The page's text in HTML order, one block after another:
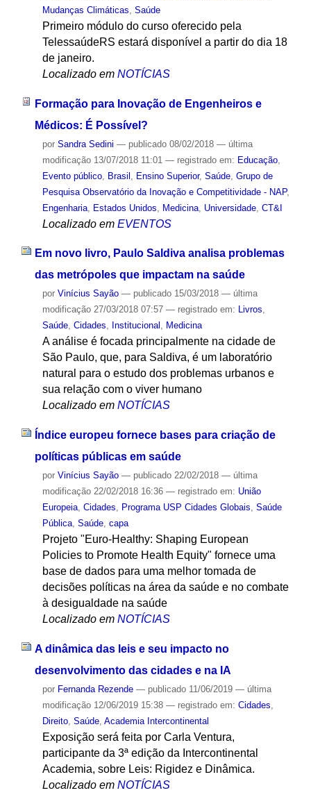
Mudanças Climáticas Saúde
Primeiro módulo do curso oferecido pela
TelessaúdeRS estará disponível a partir do dia 18
de janeiro.
Localizado em NOTÍCIAS
Formação para Inovação de Engenheiros e
Médicos: É Possível?
por Sandra Sedini — publicado08/02/2018 — última
modificação13/07/2018 11:01 — registrado em: Educação,
Evento público, Brasil Ensino Superior, Saúde, Grupo de
Pesquisa Observatório da Inovação e Competitividade - NAP,
Engenharia, Estados Unidos Medicina, Universidade, CT&I
Localizado em EVENTOS
Em novo livro, Paulo Saldiva analisa problemas
das metrópoles que impactam na saúde
por Vinícius Sayão — publicado15/03/2018 — última
modificação27/03/2018 07:57 — registrado em: Livros,
Saúde, Cidades, Institucional , Medicina
A análise é focada principalmente na cidade de
São Paulo, que, para Saldiva, é um laboratório
natural para o estudo dos problemas urbanos e
sua relação com o viver humano
Localizado em NOTÍCIAS
Índice europeu fornece bases para criação de
políticas públicas em saúde
por Vinícius Sayão — publicado22/02/2018 — última
modificação22/02/2018 16:36 — registrado em: União
Europeia, Cidades, Programa USP Cidades Globais, Saúde
Pública, Saúde, capa
Projeto "Euro-Healthy: Shaping European
Policies to Promote Health Equity" fornece uma
base de dados para uma melhor tomada de
decisões políticas na área da saúde e no combate
à desigualdade na saúde
Localizado em NOTÍCIAS
A dinâmica das leis e seu impacto no
desenvolvimento das cidades e na IA
por Fernanda Rezende — publicado11/06/2019 — última
modificação12/06/2019 15:38 — registrado em: Cidades
Direito, Saúde, Academia Intercontinental
Exposição será feita por Carla Ventura,
participante da 3ª edição da Intercontinental
Academia, sobre Leis: Rigidez e Dinâmica.
Localizado em NOTÍCIAS